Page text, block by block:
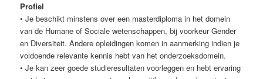
Profiel
• Je beschikt minstens over een masterdiploma in het domein
van de Humane of Sociale wetenschappen, bij voorkeur Gender
en Diversiteit. Andere opleidingen komen in aanmerking indien je
voldoende relevante kennis hebt van het onderzoeksdomein.
• Je kan zeer goede studieresultaten voorleggen en hebt ervaring